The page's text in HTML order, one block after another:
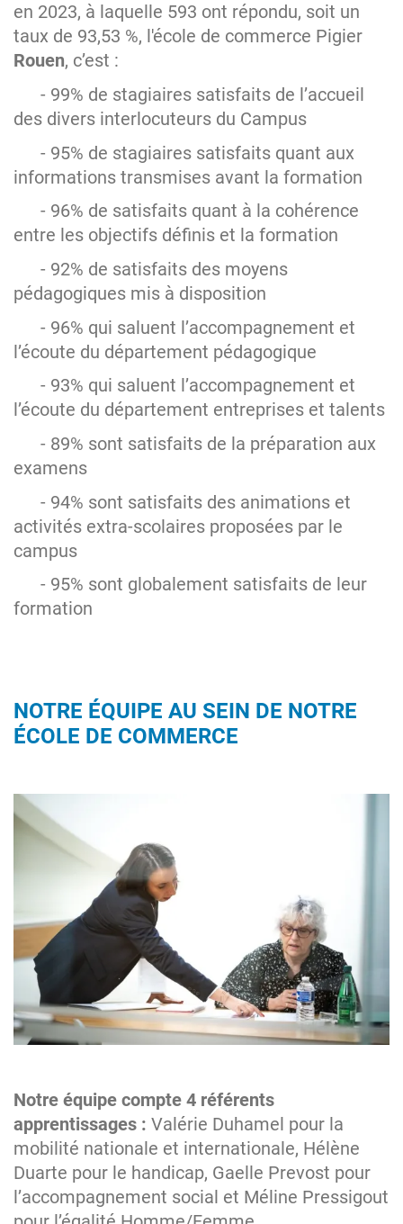
en 2023, à laquelle 593 ont répondu, soit un
taux de 93,53 %, l'école de commerce Pigier
Rouen, c’est :
- 99% de stagiaires satisfaits de l’accueil
des divers interlocuteurs du Campus
- 95% de stagiaires satisfaits quant aux
informations transmises avant la formation
- 96% de satisfaits quant à la cohérence
entre les objectifs définis et la formation
- 92% de satisfaits des moyens
pédagogiques mis à disposition
- 96% qui saluent l’accompagnement et
l’écoute du département pédagogique
- 93% qui saluent l’accompagnement et
l’écoute du département entreprises et talents
- 89% sont satisfaits de la préparation aux
examens
- 94% sont satisfaits des animations et
activités extra-scolaires proposées par le
campus
- 95% sont globalement satisfaits de leur
formation
NOTRE ÉQUIPE AU SEIN DE NOTRE
ÉCOLE DE COMMERCE
Image
Notre équipe compte 4 référents
apprentissages : Valérie Duhamel pour la
mobilité nationale et internationale, Hélène
Duarte pour le handicap, Gaelle Prevost pour
l’accompagnement social et Méline Pressigout